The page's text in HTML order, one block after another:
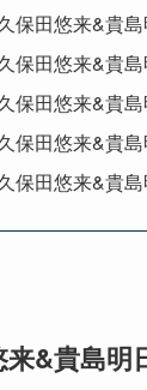
保田悠来&貴
久保田悠来&貴
久保田悠来&貴
久保田悠来&貴
久保田悠来&貴
来&貴島